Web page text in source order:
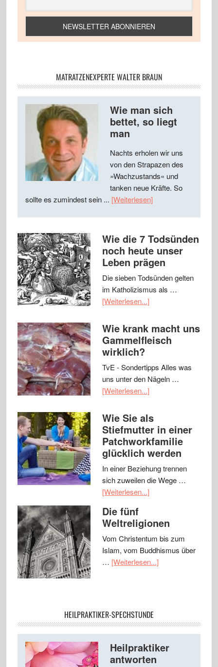
MATRATZENEXPERTE WALTER BRAUN
Wie man sich
bettet, so liegt
man
Nachts erholen wir uns
von den Strapazen des
»Wachzustands« und
tanken neue Kräfte. So
sollte es zumindest sein ... [Weiterlesen]
Wie die 7 Todsünden
noch heute unser
Leben prägen
Die sieben Todsünden gelten
im Katholizismus als …
[Weiterlesen...]
Wie krank macht uns
Gammelfleisch
wirklich?
TvE - Sondertipps Alles was
uns unter den Nägeln …
[Weiterlesen...]
Wie Sie als
Stiefmutter in einer
Patchworkfamilie
glücklich werden
In einer Beziehung trennen
sich zuweilen die Wege …
[Weiterlesen...]
Die fünf
Weltreligionen
Vom Christentum bis zum
Islam, vom Buddhismus über
… [Weiterlesen...]
HEILPRAKTIKER-SPECHSTUNDE
Heilpraktiker
antworten